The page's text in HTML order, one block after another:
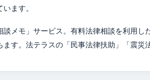
ます。
メモ」サービス。有料法律相談を利用
す。法テラスの「民事法律扶助」「震災